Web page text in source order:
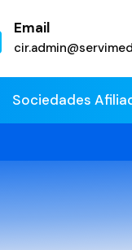
Email
Sociedades